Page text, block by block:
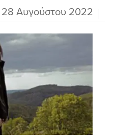
28 Αυγούστου 2022